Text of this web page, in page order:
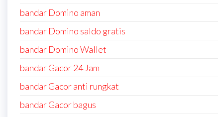
bandar Domino aman
bandar Domino saldo gratis
bandar Domino Wallet
bandar Gacor 24 Jam
bandar Gacor anti rungkat
bandar Gacor bagus